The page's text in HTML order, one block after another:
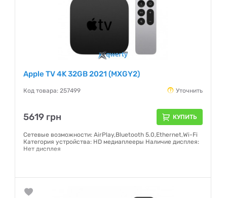
Apple TV 4K 32GB 2021 (MXGY2)
Код товара: 257499 Уточнить
5619 грн КУПИТЬ
Сетевые возможности: AirPlay,Bluetooth 5.0,Ethernet,Wi-Fi
Категория устройства: HD медиаплееры Наличие дисплея:
Нет дисплея